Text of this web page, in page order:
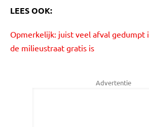
LEES OOK:
Opmerkelijk: juist veel afval gedumpt
de milieustraat gratis is
Advertentie